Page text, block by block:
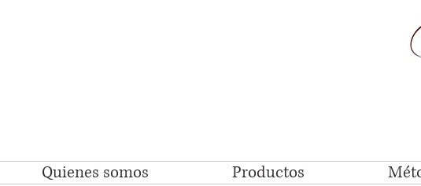
Quienes somos Productos